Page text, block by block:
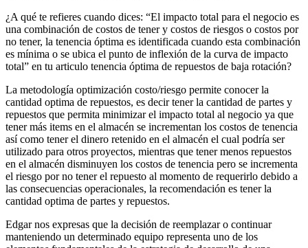
¿A qué te refieres cuando dices: “El impacto total para el negocio es
una combinación de costos de tener y costos de riesgos o costos por
no tener, la tenencia óptima es identificada cuando esta combinación
es mínima o se ubica el punto de inflexión de la curva de impacto
total” en tu articulo tenencia óptima de repuestos de baja rotación?
La metodología optimización costo/riesgo permite conocer la
cantidad optima de repuestos, es decir tener la cantidad de partes y
repuestos que permita minimizar el impacto total al negocio ya que
tener más items en el almacén se incrementan los costos de tenencia
así como tener el dinero retenido en el almacén el cual podría ser
utilizado para otros proyectos, mientras que tener menos repuestos
en el almacén disminuyen los costos de tenencia pero se incrementa
el riesgo por no tener el repuesto al momento de requerirlo debido a
las consecuencias operacionales, la recomendación es tener la
cantidad optima de partes y repuestos.
Edgar nos expresas que la decisión de reemplazar o continuar
manteniendo un determinado equipo representa uno de los